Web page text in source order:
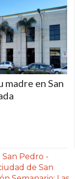
en San
San Pedro -
de San